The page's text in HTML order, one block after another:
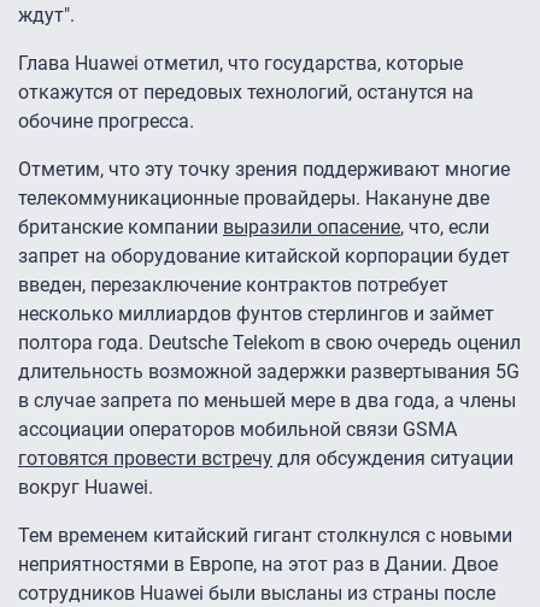
ждут".
Глава Huawei отметил, что государства, которые
откажутся от передовых технологий, останутся на
обочине прогресса.
Отметим, что эту точку зрения поддерживают многие
телекоммуникационные провайдеры. Накануне две
британские компании выразили опасение, что, если
запрет на оборудование китайской корпорации будет
введен, перезаключение контрактов потребует
несколько миллиардов фунтов стерлингов и займет
полтора года. Deutsche Telekom в свою очередь оценил
длительность возможной задержки развертывания 5G
в случае запрета по меньшей мере в два года, а члены
ассоциации операторов мобильной связи GSMA
готовятся провести встречу для обсуждения ситуации
вокруг Huawei.
Тем временем китайский гигант столкнулся с новыми
неприятностями в Европе, на этот раз в Дании. Двое
сотрудников Huawei были высланы из страны после